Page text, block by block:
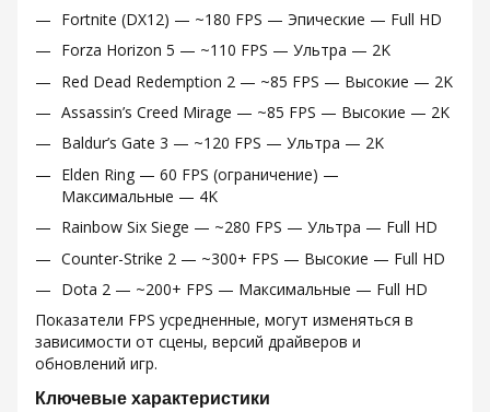
Fortnite (DX12) — ~180 FPS — Эпические — Full HD
Forza Horizon 5 — ~110 FPS — Ультра — 2K
Red Dead Redemption 2 — ~85 FPS — Высокие — 2K
Assassin’s Creed Mirage — ~85 FPS — Высокие — 2K
Baldur’s Gate 3 — ~120 FPS — Ультра — 2K
Elden Ring — 60 FPS (ограничение) —
Максимальные — 4K
Rainbow Six Siege — ~280 FPS — Ультра — Full HD
Counter-Strike 2 — ~300+ FPS — Высокие — Full HD
Dota 2 — ~200+ FPS — Максимальные — Full HD
Показатели FPS усредненные, могут изменяться в
зависимости от сцены, версий драйверов и
обновлений игр.
Ключевые характеристики